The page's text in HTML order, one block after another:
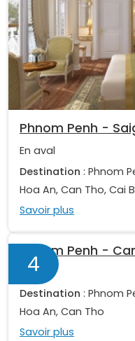
Phnom Penh -
En aval
Destination : Phnom
Hoa An, Can Tho, Cai
Savoir plus
4
Phnom Penh -
En aval
Destination : Phnom
Hoa An, Can Tho
Savoir plus